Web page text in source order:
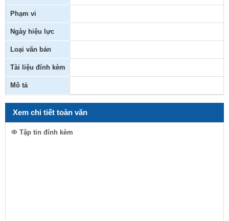
Phạm vi
Ngày hiệu lực
Loại văn bản
Tài liệu đính kèm
Mô tả
Xem chi tiết toàn văn
Tập tin đính kèm